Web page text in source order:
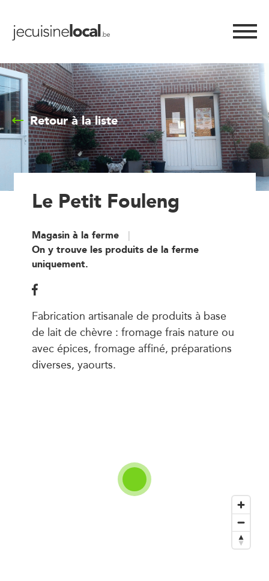
Retour à la liste
Le Petit Fouleng
Magasin à la ferme
On y trouve les produits de la ferme
uniquement.
Fabrication artisanale de produits à base
de lait de chèvre : fromage frais nature ou
avec épices, fromage affiné, préparations
diverses, yaourts.